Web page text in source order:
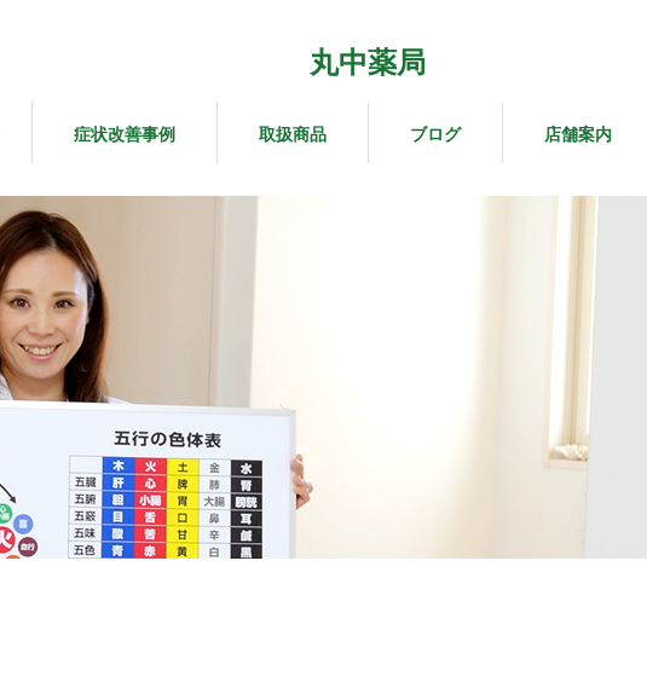
丸中薬局
症状改善事例 取扱商品 ブログ 店舗案内